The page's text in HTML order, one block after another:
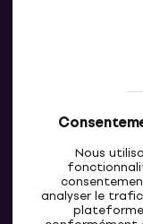
Nous
analyser le